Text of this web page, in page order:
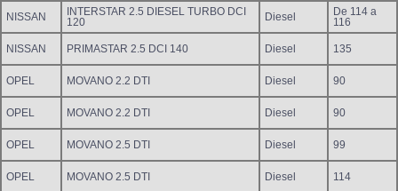
NISSAN
INTERSTAR 2.5 DIESEL TURBO DCI
120
Diesel
De 114 a
116
NISSAN PRIMASTAR 2.5 DCI 140 Diesel 135
OPEL MOVANO 2.2 DTI Diesel 90
OPEL MOVANO 2.2 DTI Diesel 90
OPEL MOVANO 2.5 DTI Diesel 99
OPEL MOVANO 2.5 DTI Diesel 114